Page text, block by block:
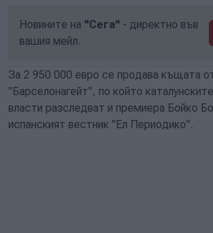
Новините на "Сега" - директно във
вашия мейл.
За 2 950 000 евро се продава къщата
"Барселонагейт", по който каталунските
власти разследват и премиера Бойко
испанският вестник "Ел Периодико".